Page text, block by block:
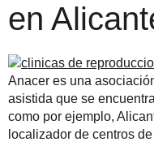
en
Anacer es una
asistida que se
como por ejemplo,
localizador de centros